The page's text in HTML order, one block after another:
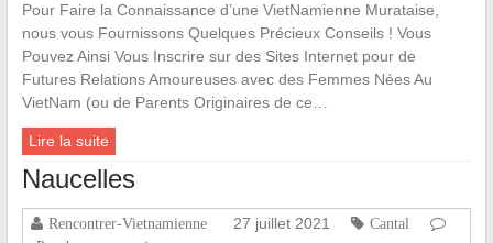
Pour Faire la Connaissance d’une VietNamienne Murataise,
nous vous Fournissons Quelques Précieux Conseils ! Vous
Pouvez Ainsi Vous Inscrire sur des Sites Internet pour de
Futures Relations Amoureuses avec des Femmes Nées Au
VietNam (ou de Parents Originaires de ce…
Lire la suite
Naucelles
Rencontrer-Vietnamienne 27 juillet 2021
Cantal